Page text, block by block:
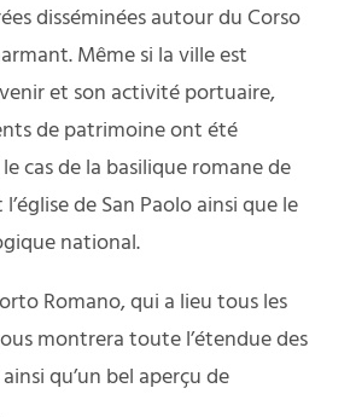
disséminées autour du Corso
Même si la ville est
et son activité portuaire,
de patrimoine ont été
le cas de la basilique romane de
de San Paolo ainsi que le
national.
Romano, qui a lieu tous les
montrera toute l’étendue des
qu’un bel aperçu de